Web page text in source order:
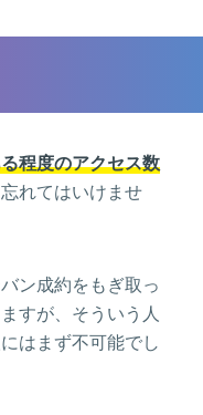
程度のアクセス数
れてはいけませ
ン成約をもぎ取っ
すが、そういう人
はまず不可能でし